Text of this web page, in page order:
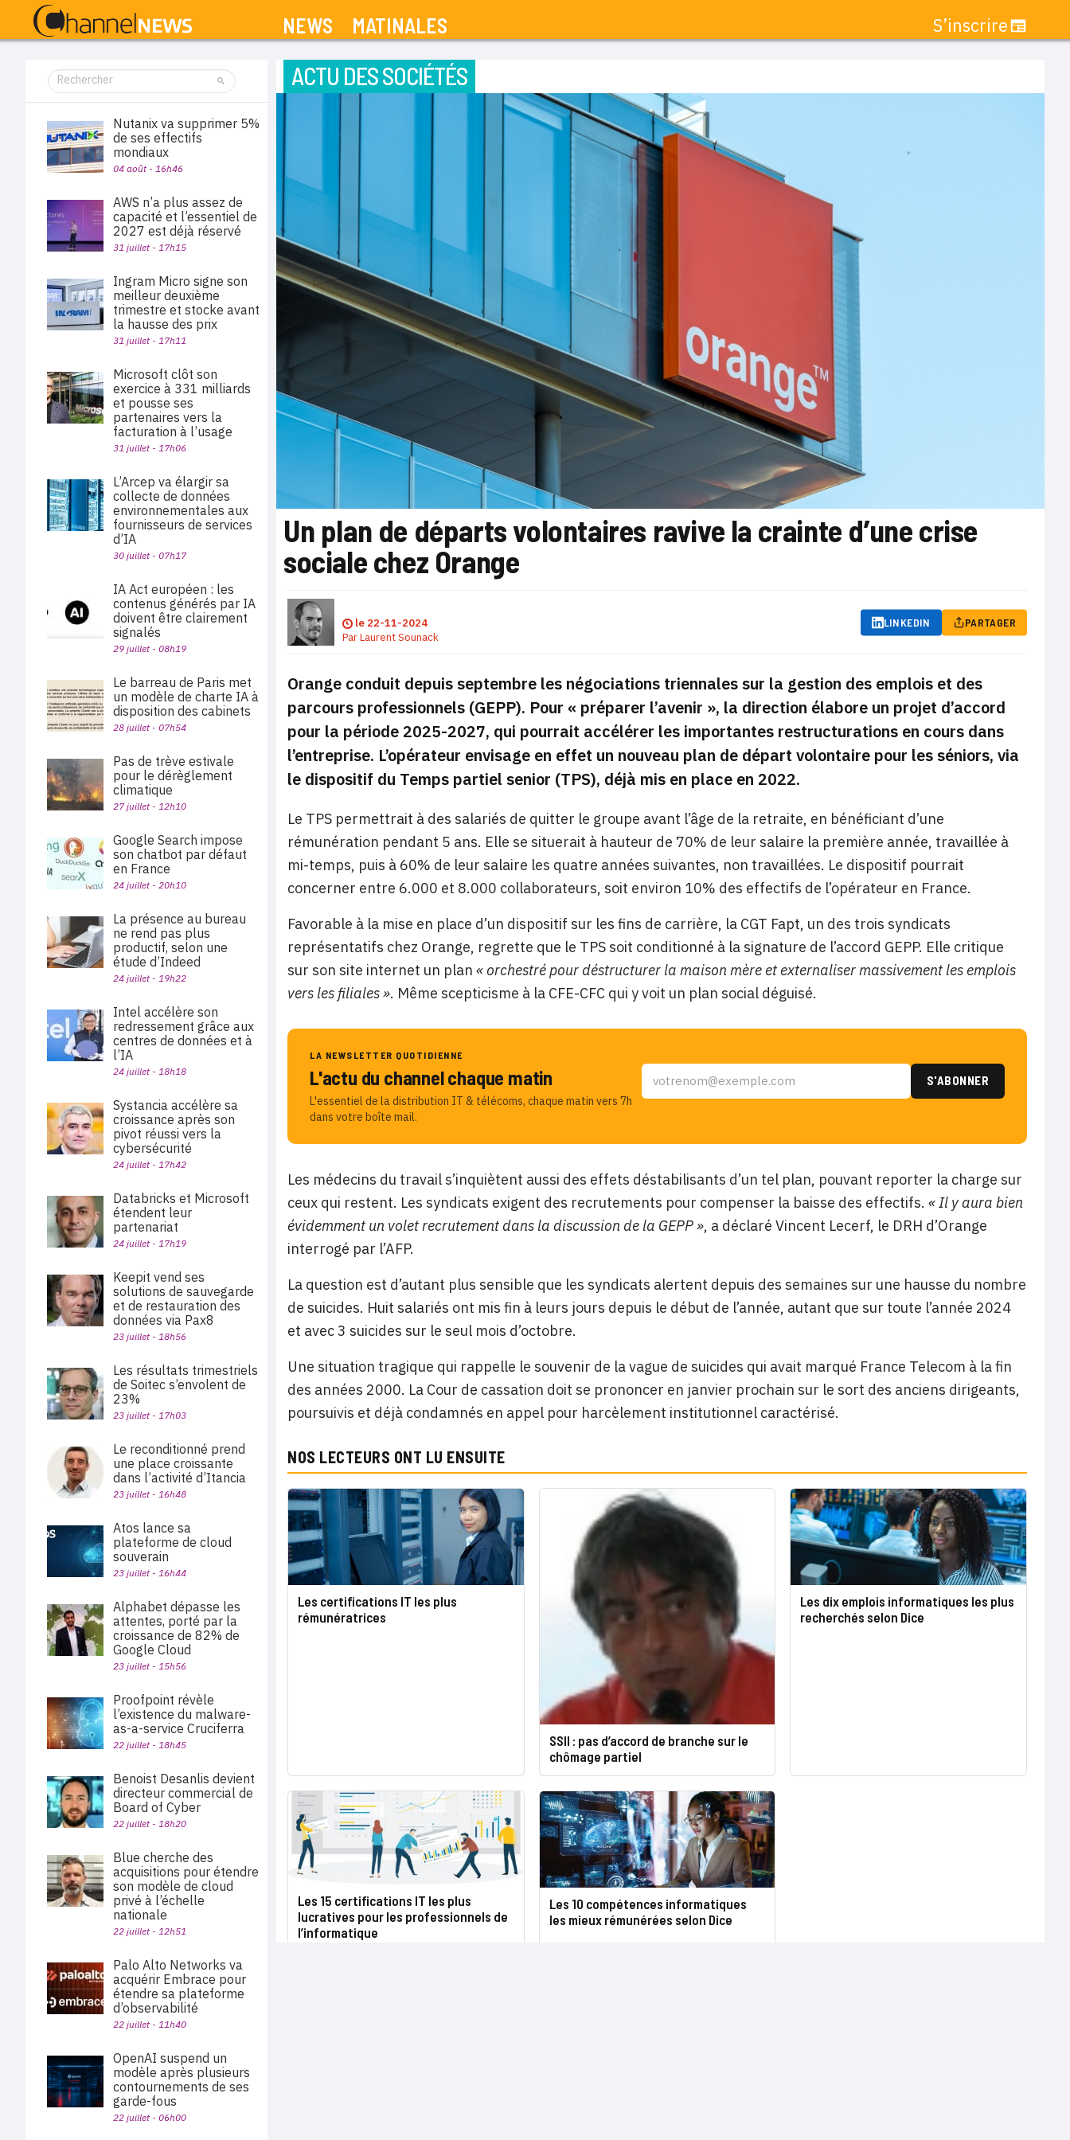
NEWS MATINALES S’inscrire
ACTU DES SOCIÉTÉS
Un plan de départs volontaires ravive la crainte d’une crise
sociale chez Orange
le 22-11-2024
ParLaurent Sounack
LINKEDIN PARTAGER
Orange conduit depuis septembre les négociations triennales sur la gestion des emplois et des
parcours professionnels (GEPP). Pour « préparer l’avenir », la direction élabore un projet d’accord
pour la période 2025-2027, qui pourrait accélérer les importantes restructurations en cours dans
l’entreprise. L’opérateur envisage en effet un nouveau plan de départ volontaire pour les séniors, via
le dispositif du Temps partiel senior (TPS), déjà mis en place en 2022.
Le TPS permettrait à des salariés de quitter le groupe avant l’âge de la retraite, en bénéficiant d’une
rémunération pendant 5 ans. Elle se situerait à hauteur de 70% de leur salaire la première année, travaillée à
mi-temps, puis à 60% de leur salaire les quatre années suivantes, non travaillées. Le dispositif pourrait
concerner entre 6.000 et 8.000 collaborateurs, soit environ 10% des effectifs de l’opérateur en France.
Favorable à la mise en place d’un dispositif sur les fins de carrière, la CGT Fapt, un des trois syndicats
représentatifs chez Orange, regrette que le TPS soit conditionné à la signature de l’accord GEPP. Elle critique
sur son site internet un plan « orchestré pour déstructurer la maison mère et externaliser massivement les emplois
vers les filiales ». Même scepticisme à la CFE-CFC qui y voit un plan social déguisé.
LA NEWSLETTER QUOTIDIENNE
L'actu du channel chaque matin
L'essentiel de la distribution IT & télécoms, chaque matin vers 7h
dans votre boîte mail.
Les médecins du travail s’inquiètent aussi des effets déstabilisants d’un tel plan, pouvant reporter la charge sur
ceux qui restent. Les syndicats exigent des recrutements pour compenser la baisse des effectifs. « Il y aura bien
évidemment un volet recrutement dans la discussion de la GEPP », a déclaré Vincent Lecerf, le DRH d’Orange
interrogé par l’AFP.
La question est d’autant plus sensible que les syndicats alertent depuis des semaines sur une hausse du nombre
de suicides. Huit salariés ont mis fin à leurs jours depuis le début de l’année, autant que sur toute l’année 2024
et avec 3 suicides sur le seul mois d’octobre.
Une situation tragique qui rappelle le souvenir de la vague de suicides qui avait marqué France Telecom à la fin
des années 2000. La Cour de cassation doit se prononcer en janvier prochain sur le sort des anciens dirigeants,
poursuivis et déjà condamnés en appel pour harcèlement institutionnel caractérisé.
NOS LECTEURS ONT LU ENSUITE
Les certifications IT les plus
rémunératrices
SSII : pas d’accord de branche sur le
chômage partiel
Les dix emplois informatiques les plus
recherchés selon Dice
Les 15 certifications IT les plus
lucratives pour les professionnels de
l’informatique
Les 10 compétences informatiques
les mieux rémunérées selon Dice
Nutanix va supprimer 5%
de ses effectifs
mondiaux
04 août - 16h46
AWS n’a plus assez de
capacité et l’essentiel de
2027 est déjà réservé
31 juillet - 17h15
Ingram Micro signe son
meilleur deuxième
trimestre et stocke avant
la hausse des prix
31 juillet - 17h11
Microsoft clôt son
exercice à 331 milliards
et pousse ses
partenaires vers la
facturation à l’usage
31 juillet - 17h06
L’Arcep va élargir sa
collecte de données
environnementales aux
fournisseurs de services
d’IA
30 juillet - 07h17
IA Act européen : les
contenus générés par IA
doivent être clairement
signalés
29 juillet - 08h19
Le barreau de Paris met
un modèle de charte IA à
disposition des cabinets
28 juillet - 07h54
Pas de trève estivale
pour le dérèglement
climatique
27 juillet - 12h10
Google Search impose
son chatbot par défaut
en France
24 juillet - 20h10
La présence au bureau
ne rend pas plus
productif, selon une
étude d’Indeed
24 juillet - 19h22
Intel accélère son
redressement grâce aux
centres de données et à
l’IA
24 juillet - 18h18
Systancia accélère sa
croissance après son
pivot réussi vers la
cybersécurité
24 juillet - 17h42
Databricks et Microsoft
étendent leur
partenariat
24 juillet - 17h19
Keepit vend ses
solutions de sauvegarde
et de restauration des
données via Pax8
23 juillet - 18h56
Les résultats trimestriels
de Soitec s’envolent de
23%
23 juillet - 17h03
Le reconditionné prend
une place croissante
dans l’activité d’Itancia
23 juillet - 16h48
Atos lance sa
plateforme de cloud
souverain
23 juillet - 16h44
Alphabet dépasse les
attentes, porté par la
croissance de 82% de
Google Cloud
23 juillet - 15h56
Proofpoint révèle
l’existence du malware-
as-a-service Cruciferra
22 juillet - 18h45
Benoist Desanlis devient
directeur commercial de
Board of Cyber
22 juillet - 18h20
Blue cherche des
acquisitions pour étendre
son modèle de cloud
privé à l’échelle
nationale
22 juillet - 12h51
Palo Alto Networks va
acquérir Embrace pour
étendre sa plateforme
d’observabilité
22 juillet - 11h40
OpenAI suspend un
modèle après plusieurs
contournements de ses
garde-fous
22 juillet - 06h00